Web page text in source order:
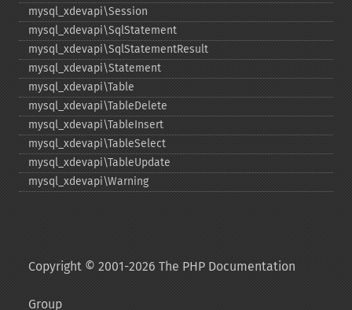
mysql_​xdevapi\Session
mysql_​xdevapi\SqlStatement
mysql_​xdevapi\SqlStatementResult
mysql_​xdevapi\Statement
mysql_​xdevapi\Table
mysql_​xdevapi\TableDelete
mysql_​xdevapi\TableInsert
mysql_​xdevapi\TableSelect
mysql_​xdevapi\TableUpdate
mysql_​xdevapi\Warning
Copyright © 2001-2026 The PHP Documentation
Group